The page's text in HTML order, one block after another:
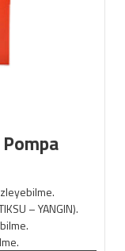
– YANGIN).